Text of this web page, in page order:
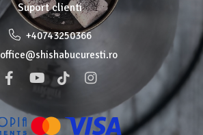
Suport clienti
+40743250366
office@shishabucuresti.ro